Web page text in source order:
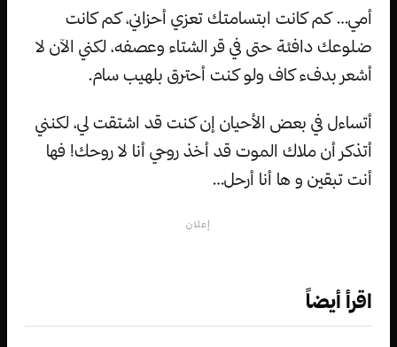
أمي… كم كانت ابتسامتك تعزي أحزاني، كم كانت
ضلوعك دافئة حتى في قر الشتاء وعصفه، لكني الآن لا
أشعر بدفء كاف ولو كنت أحترق بلهيب سام.
أتساءل في بعض الأحيان إن كنت قد اشتقت لي، لكنني
أتذكر أن ملاك الموت قد أخذ روحي أنا لا روحك! فها
أنت تبقين و ها أنا أرحل…
إعلان
اقرأ أيضاً